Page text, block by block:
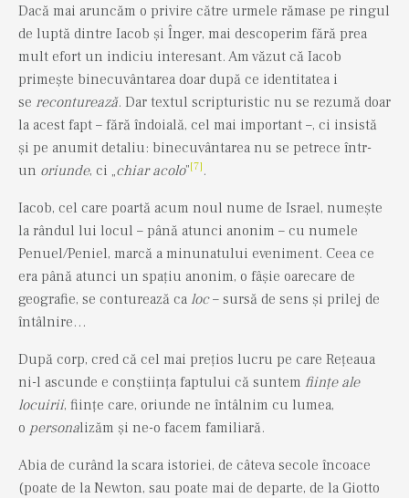
Dacă mai aruncăm o privire către urmele rămase pe ringul
de luptă dintre Iacob și Înger, mai descoperim fără prea
mult efort un indiciu interesant. Am văzut că Iacob
primește binecuvântarea doar după ce identitatea i
se reconturează. Dar textul scripturistic nu se rezumă doar
la acest fapt – fără îndoială, cel mai important –, ci insistă
și pe anumit detaliu: binecuvântarea nu se petrece într-
un oriunde, ci „chiar acolo”[7] .
Iacob, cel care poartă acum noul nume de Israel, numește
la rândul lui locul – până atunci anonim – cu numele
Penuel/Peniel, marcă a minunatului eveniment. Ceea ce
era până atunci un spațiu anonim, o fâșie oarecare de
geografie, se conturează ca loc– sursă de sens și prilej de
întâlnire…
După corp, cred că cel mai prețios lucru pe care Rețeaua
ni-l ascunde e conștiința faptului că suntem ființe ale
locuirii, ființe care, oriunde ne întâlnim cu lumea,
o personalizăm și ne-o facem familiară.
Abia de curând la scara istoriei, de câteva secole încoace
(poate de la Newton, sau poate mai de departe, de la Giotto